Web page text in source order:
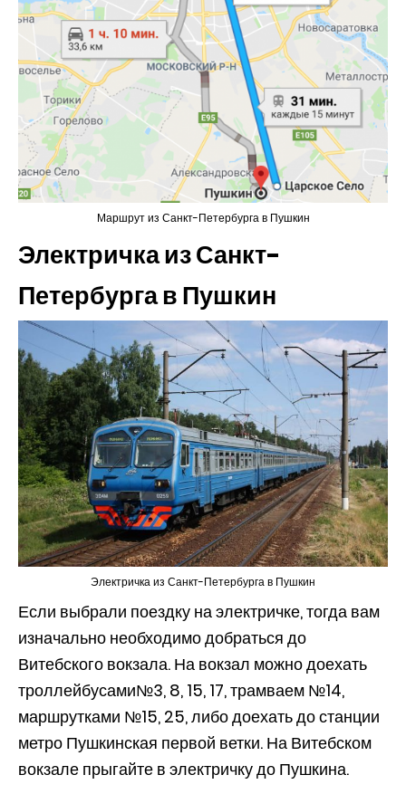
Маршрут из Санкт-Петербурга в Пушкин
Электричка из Санкт-
Петербурга в Пушкин
Электричка из Санкт-Петербурга в Пушкин
Если выбрали поездку на электричке, тогда вам
изначально необходимо добраться до
Витебского вокзала. На вокзал можно доехать
троллейбусами№3, 8, 15, 17, трамваем №14,
маршрутками №15, 25, либо доехать до станции
метро Пушкинская первой ветки. На Витебском
вокзале прыгайте в электричку до Пушкина.